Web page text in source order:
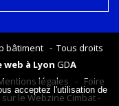
bâtiment - Tous droits
web à Lyon GDA
légales - Foire
le Webzine Cimbat-
acceptez l'utilisation de